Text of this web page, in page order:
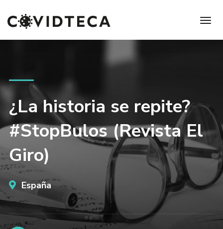
¿La historia se repite?
#StopBulos (Revista El
Giro)
España